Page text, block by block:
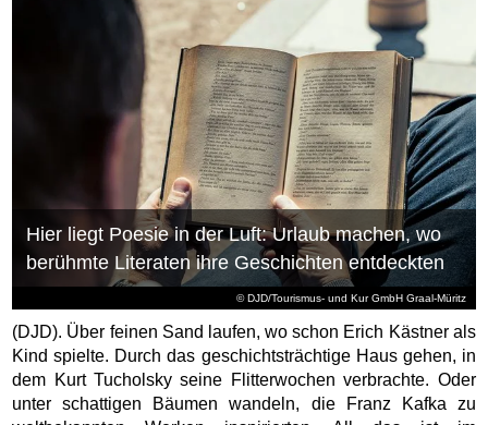
© DJD/Tourismus- und Kur GmbH Graal-Müritz
Hier liegt Poesie in der Luft: Urlaub machen, wo
berühmte Literaten ihre Geschichten entdeckten
(DJD). Über feinen Sand laufen, wo schon Erich Kästner als
Kind spielte. Durch das geschichtsträchtige Haus gehen, in
dem Kurt Tucholsky seine Flitterwochen verbrachte. Oder
unter schattigen Bäumen wandeln, die Franz Kafka zu